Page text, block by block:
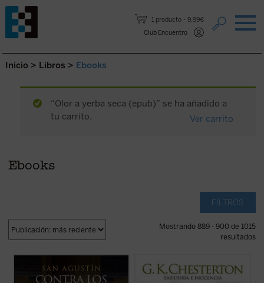
1 producto
9,99€
Club Encuentro
Saltar al contenido.
Inicio > Libros > Ebooks
“Olor a yerba seca (epub)” se ha añadido a
tu carrito.
Ver carrito
Ebooks
FILTROS
Mostrando 889 - 900 de 1015
resultados
es la obra filosófica más importante de uno
de los autores cristianos más universales.
En este libro, fruto de cuatro años de
trabajo por parte del autor, se nos presenta
el Chesterton de siempre ---el polemista, el